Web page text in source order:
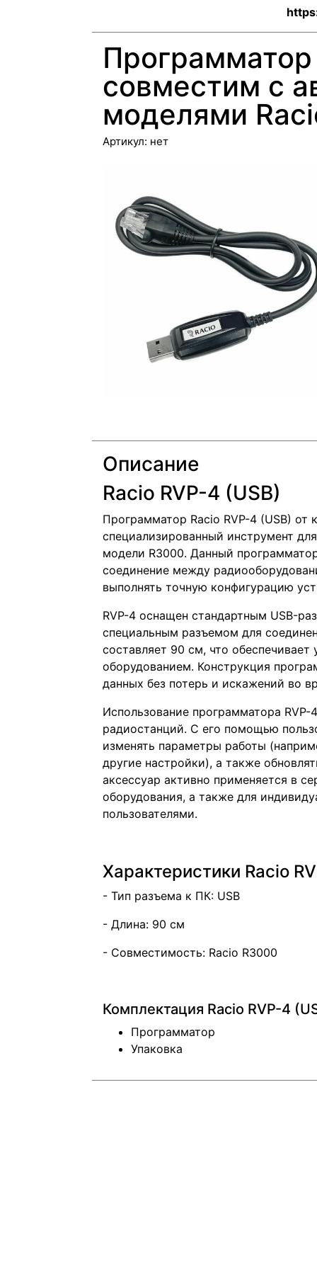
Программатор
совместим с
моделями
Артикул: нет
Описание
Racio RVP-4 (USB)
Программатор Racio RVP-4 (USB) от
специализированный инструмент
модели R3000. Данный
соединение между
выполнять точную конфигурацию
RVP-4 оснащен стандартным USB-
специальным разъемом для
составляет 90 см, что
оборудованием. Конструкция
данных без потерь и искажений во
Использование программатора
радиостанций. С его помощью
изменять параметры работы
другие настройки), а также
аксессуар активно применяется в
оборудования, а также для
пользователями.
Характеристики Racio
- Тип разъема к ПК: USB
- Длина: 90 см
- Совместимость: Racio R3000
Комплектация Racio RVP-4
Программатор
Упаковка